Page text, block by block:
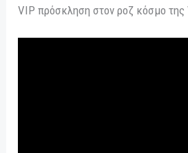
VIP πρόσκληση στον ροζ κόσμο της